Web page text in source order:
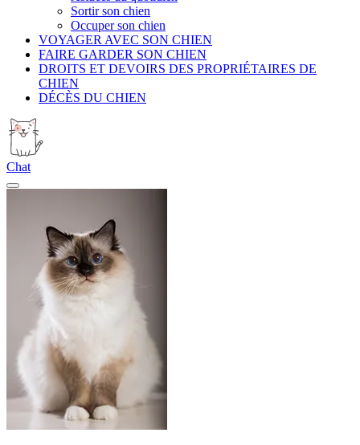
Sortir son chien
Occuper son chien
VOYAGER AVEC SON CHIEN
FAIRE GARDER SON CHIEN
DROITS ET DEVOIRS DES PROPRIÉTAIRES DE
CHIEN
DÉCÈS DU CHIEN
Chat